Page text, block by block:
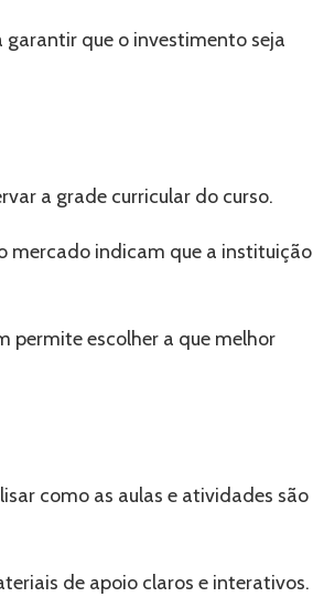
garantir que o investimento seja
a grade curricular do curso.
mercado indicam que a instituição
permite escolher a que melhor
como as aulas e atividades são
de apoio claros e interativos.